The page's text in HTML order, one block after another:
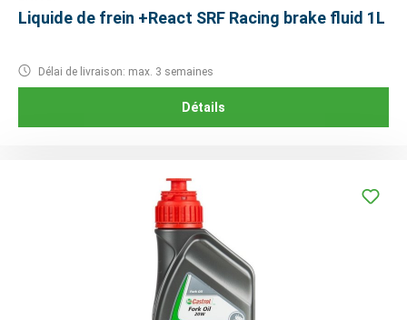
Liquide de frein +React SRF Racing brake fluid 1L
Délai de livraison: max. 3 semaines
Détails